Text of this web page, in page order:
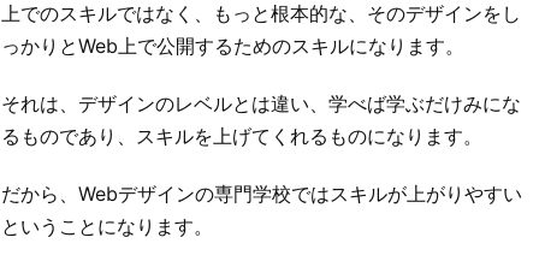
上でのスキルではなく、もっと根本的な、そのデザインをし
っかりとWeb上で公開するためのスキルになります。
それは、デザインのレベルとは違い、学べば学ぶだけみにな
るものであり、スキルを上げてくれるものになります。
だから、Webデザインの専門学校ではスキルが上がりやすい
ということになります。